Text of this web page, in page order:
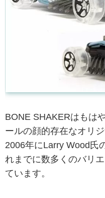
BONE SHAKERはもは
ールの顔的存在なオリ
2006年にLarry Wood氏
れまでに数多くのバリ
ています。